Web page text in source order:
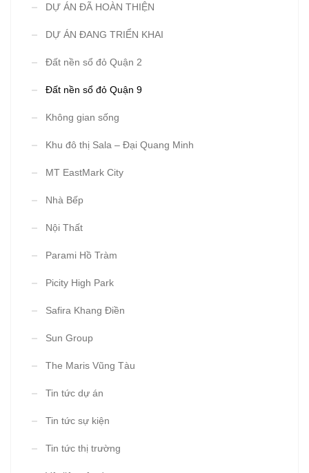
DỰ ÁN ĐÃ HOÀN THIỆN
DỰ ÁN ĐANG TRIỂN KHAI
Đất nền sổ đỏ Quận 2
Đất nền sổ đỏ Quận 9
Không gian sống
Khu đô thị Sala – Đại Quang Minh
MT EastMark City
Nhà Bếp
Nội Thất
Parami Hồ Tràm
Picity High Park
Safira Khang Điền
Sun Group
The Maris Vũng Tàu
Tin tức dự án
Tin tức sự kiện
Tin tức thị trường